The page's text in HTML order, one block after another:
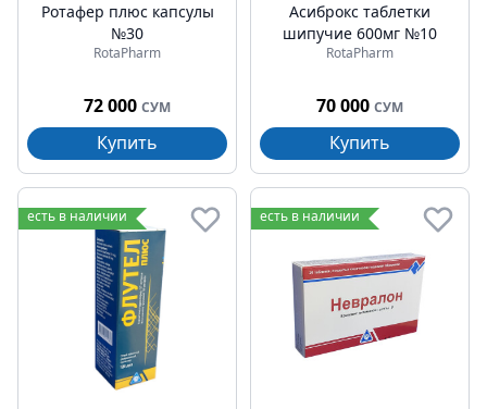
Ротафер плюс капсулы
№30
RotaPharm
72 000 СУМ
Купить
Асиброкс таблетки
шипучие 600мг №10
RotaPharm
70 000 СУМ
Купить
есть в наличии есть в наличии